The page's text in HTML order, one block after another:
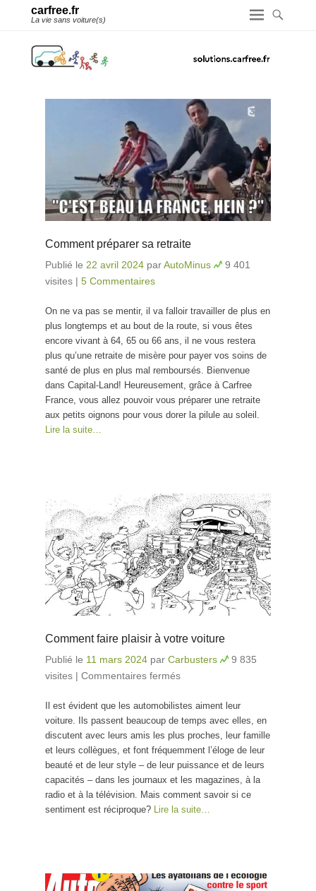
carfree.fr
La vie sans voiture(s)
Comment préparer sa retraite
Publié le 22 avril 2024 parAutoMinus
9 401
visites | 5 Commentaires
On ne va pas se mentir, il va falloir travailler de plus en
plus longtemps et au bout de la route, si vous êtes
encore vivant à 64, 65 ou 66 ans, il ne vous restera
plus qu’une retraite de misère pour payer vos soins de
santé de plus en plus mal remboursés. Bienvenue
dans Capital-Land! Heureusement, grâce à Carfree
France, vous allez pouvoir vous préparer une retraite
aux petits oignons pour vous dorer la pilule au soleil.
Lire la suite…
Comment faire plaisir à votre voiture
Publié le 11 mars 2024 par Carbusters
9 835
visites | Commentaires fermés
Il est évident que les automobilistes aiment leur
voiture. Ils passent beaucoup de temps avec elles, en
discutent avec leurs amis les plus proches, leur famille
et leurs collègues, et font fréquemment l’éloge de leur
beauté et de leur style – de leur puissance et de leurs
capacités – dans les journaux et les magazines, à la
radio et à la télévision. Mais comment savoir si ce
sentiment est réciproque? Lire la suite…